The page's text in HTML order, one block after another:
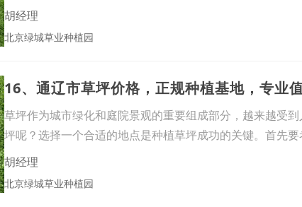
地的
胡经理
北京绿城草业种植园
16、‌通辽市草坪价格，正规种植基地，专业
草坪作为城市绿化和庭院景观的重要组成部分，越来越受
坪呢？选择一个合适的地点是种植草坪成功的关键。首先
茁壮
胡经理
北京绿城草业种植园